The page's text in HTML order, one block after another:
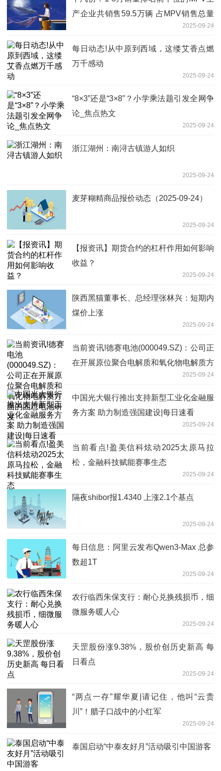
产企业共销售59.5万辆 占MPV销售总量
2025-09-24
每日动态!从中原到西域，这缕艾香点燃
万千感动
2025-09-24
“8×3”还是“3×8”？小学乘法题引发全网争
论_焦点热文
2025-09-24
浙江湖州：南浔古镇游人如织
2025-09-24
麦芽糊精商品报价动态（2025-09-24）
2025-09-24
【报资讯】期货合约的杠杆作用如何影响
收益？
2025-09-24
陕西黑猫董事长、总经理张林兴：短期内
煤价上涨
2025-09-24
当前资讯!德赛电池(000049.SZ)：公司正
在开展原位聚合电解质和氧化物电解质方
2025-09-24
中国光大银行推出支持新型工业化金融服
务方案 助力制造强国建设|每日速看
2025-09-24
当前看点!盈美信科炫动2025太原马拉
松，金融科技赋能赛事生态
2025-09-24
隔夜shibor报1.4340 上涨2.1个基点
2025-09-24
每日信息：阿里云发布Qwen3-Max 总参
数超1T
2025-09-24
农行临西朱保支行：耐心兑换残损币，细
微服务暖人心
2025-09-24
天罡股份涨9.38%，股价创历史新高 每
日看点
2025-09-24
“两点一存”耀华夏|请记住，他叫“云贵
川”！腊子口战中的小红军
2025-09-24
泰国启动“中泰友好月”活动吸引中国游客